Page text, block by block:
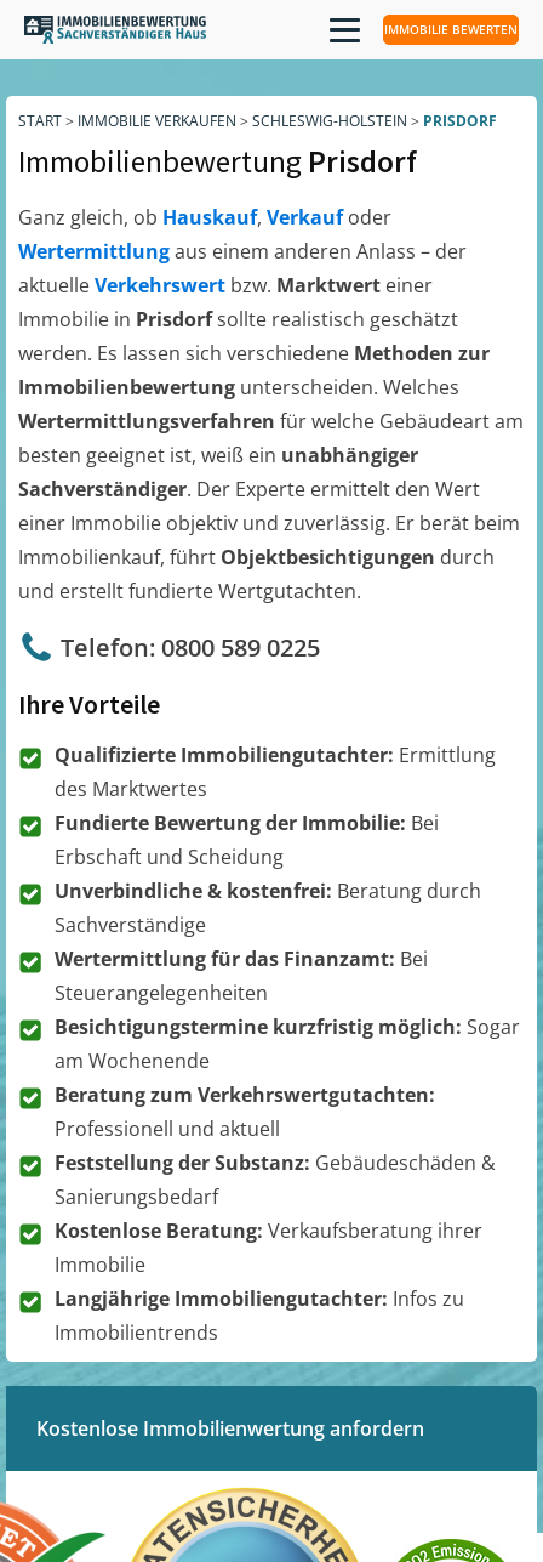
IMMOBILIE BEWERTEN
START> IMMOBILIE VERKAUFEN > SCHLESWIG-HOLSTEIN > PRISDORF
Immobilienbewertung Prisdorf
Ganz gleich, ob Hauskauf, Verkaufoder
Wertermittlungaus einem anderen Anlass – der
aktuelleVerkehrswert bzw. Marktwert einer
Immobilie in Prisdorfsollte realistisch geschätzt
werden. Es lassen sich verschiedene Methoden zur
Immobilienbewertung unterscheiden. Welches
Wertermittlungsverfahren für welche Gebäudeart am
besten geeignet ist, weiß ein unabhängiger
Sachverständiger. Der Experte ermittelt den Wert
einer Immobilie objektiv und zuverlässig. Er berät beim
Immobilienkauf, führt Objektbesichtigungen durch
und erstellt fundierte Wertgutachten.
Telefon: 0800 589 0225
Ihre Vorteile
Qualifizierte Immobiliengutachter: Ermittlung
des Marktwertes
Fundierte Bewertung der Immobilie: Bei
Erbschaft und Scheidung
Unverbindliche & kostenfrei: Beratung durch
Sachverständige
Wertermittlung für das Finanzamt: Bei
Steuerangelegenheiten
Besichtigungstermine kurzfristig möglich: Sogar
am Wochenende
Beratung zum Verkehrswertgutachten:
Professionell und aktuell
Feststellung der Substanz: Gebäudeschäden &
Sanierungsbedarf
Kostenlose Beratung: Verkaufsberatung ihrer
Immobilie
Langjährige Immobiliengutachter: Infos zu
Immobilientrends
Kostenlose Immobilienwertung anfordern